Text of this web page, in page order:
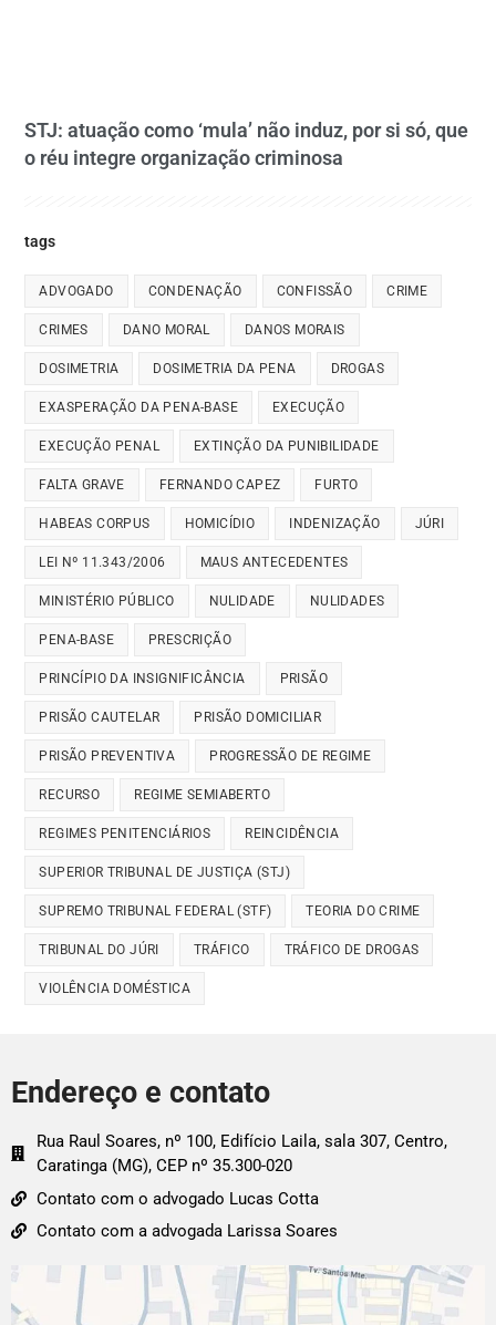
STJ: atuação como ‘mula’ não induz, por si só, que
o réu integre organização criminosa
tags
ADVOGADO CONDENAÇÃO CONFISSÃO CRIME
CRIMES DANO MORAL DANOS MORAIS
DOSIMETRIA DOSIMETRIA DA PENA DROGAS
EXASPERAÇÃO DA PENA-BASE EXECUÇÃO
EXECUÇÃO PENAL EXTINÇÃO DA PUNIBILIDADE
FALTA GRAVE FERNANDO CAPEZ FURTO
HABEAS CORPUS HOMICÍDIO INDENIZAÇÃO JÚRI
LEI Nº 11.343/2006 MAUS ANTECEDENTES
MINISTÉRIO PÚBLICO NULIDADE NULIDADES
PENA-BASE PRESCRIÇÃO
PRINCÍPIO DA INSIGNIFICÂNCIA PRISÃO
PRISÃO CAUTELAR PRISÃO DOMICILIAR
PRISÃO PREVENTIVA PROGRESSÃO DE REGIME
RECURSO REGIME SEMIABERTO
REGIMES PENITENCIÁRIOS REINCIDÊNCIA
SUPERIOR TRIBUNAL DE JUSTIÇA (STJ)
SUPREMO TRIBUNAL FEDERAL (STF) TEORIA DO CRIME
TRIBUNAL DO JÚRI TRÁFICO TRÁFICO DE DROGAS
VIOLÊNCIA DOMÉSTICA
Endereço e contato
Rua Raul Soares, nº 100, Edifício Laila, sala 307, Centro,
Caratinga (MG), CEP nº 35.300-020
Contato com o advogado Lucas Cotta
Contato com a advogada Larissa Soares